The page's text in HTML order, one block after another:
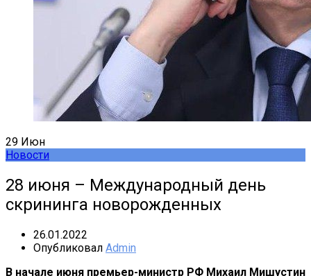
29 Июн
Новости
28 июня – Международный день
скрининга новорожденных
26.01.2022
Опубликовал Admin
В начале июня премьер-министр РФ Михаил Мишустин